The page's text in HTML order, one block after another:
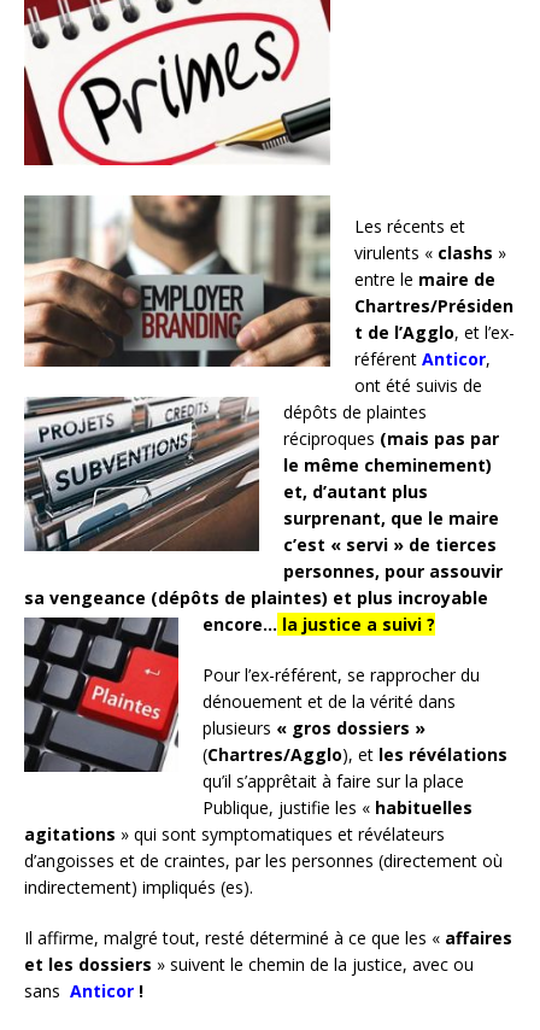
Les récents et
virulents « clashs »
entre le maire de
Chartres/Présiden
t de l’Agglo, et l’ex-
référent Anticor,
ont été suivis de
dépôts de plaintes
réciproques (mais pas par
le même cheminement)
et, d’autant plus
surprenant, que le maire
c’est « servi » de tierces
personnes, pour assouvir
sa vengeance (dépôts de plaintes) et plus incroyable
encore… la justice a suivi ?
Pour l’ex-référent, se rapprocher du
dénouement et de la vérité dans
plusieurs « gros dossiers »
(Chartres/Agglo), et les révélations
qu’il s’apprêtait à faire sur la place
Publique, justifie les « habituelles
agitations » qui sont symptomatiques et révélateurs
d’angoisses et de craintes, par les personnes (directement où
indirectement) impliqués (es).
Il affirme, malgré tout, resté déterminé à ce que les « affaires
et les dossiers » suivent le chemin de la justice, avec ou
sans Anticor !